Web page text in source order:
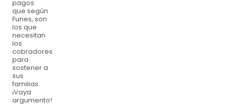
pagos
que según
Funes, son
los que
necesitan
los
cobradores
para
sostener a
sus
familias.
¡Vaya
argumento!